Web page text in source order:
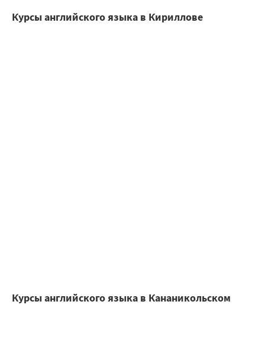
Курсы английского языка в Кириллове
Курсы английского языка в Кананикольском